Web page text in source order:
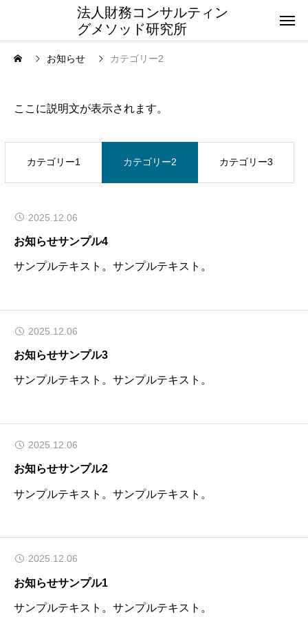
法人財務コンサルティン
グメソッド研究所
お知らせ カテゴリー2
ここに説明文が表示されます。
カテゴリー1 カテゴリー2 カテゴリー3
2025.12.06
お知らせサンプル4
サンプルテキスト。サンプルテキスト。
2025.12.06
お知らせサンプル3
サンプルテキスト。サンプルテキスト。
2025.12.06
お知らせサンプル2
サンプルテキスト。サンプルテキスト。
2025.12.06
お知らせサンプル1
サンプルテキスト。サンプルテキスト。